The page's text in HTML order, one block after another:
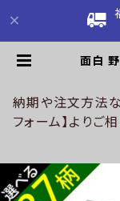
面白
ショ
2-
納期や注文方法
フォーム】よりご